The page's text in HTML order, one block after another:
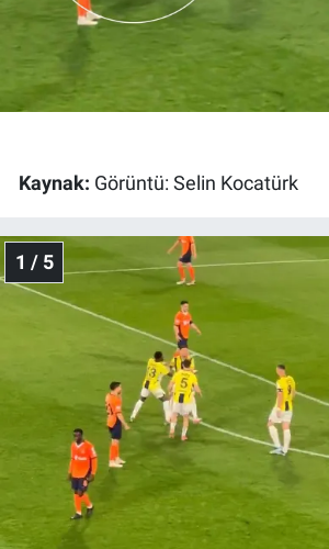
Kaynak: Görüntü: Selin Kocatürk
1 / 5
Forum
Gerçeğin İzinde
Gün Bitiyor
Gün Ortası
Gündem Özel
Günün görüntüsü
Haber
İlan
Kimdir